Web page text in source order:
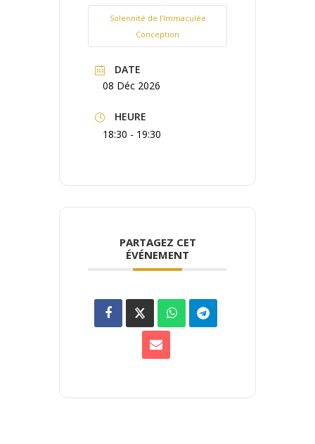
Solennité de l’Immaculée
Conception
DATE
08 Déc 2026
HEURE
18:30 - 19:30
PARTAGEZ CET
ÉVÉNEMENT